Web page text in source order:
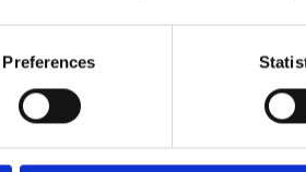
Preferences